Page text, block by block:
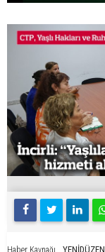
YENİDÜZEN